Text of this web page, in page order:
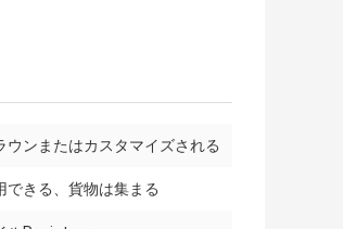
ウンまたはカスタマイズされる
できる、貨物は集まる